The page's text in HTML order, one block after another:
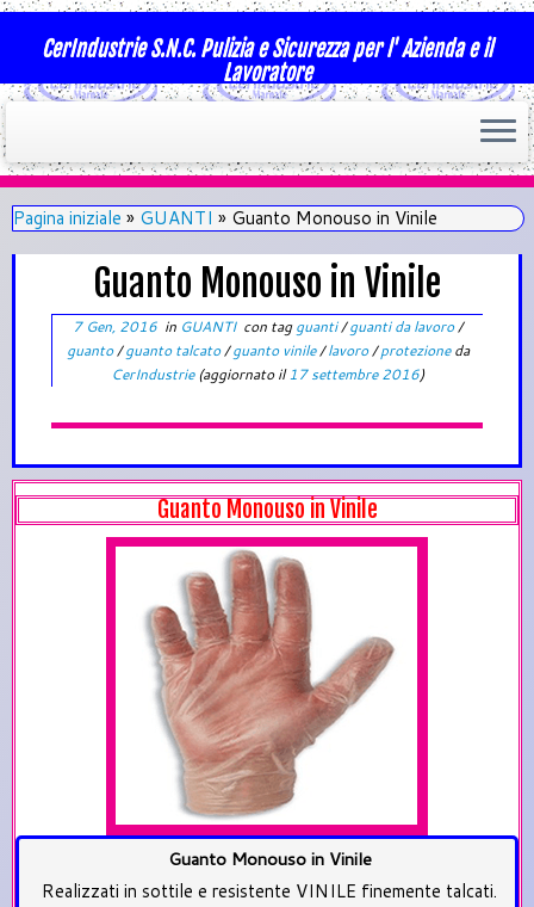
CerIndustrie S.N.C. Pulizia e Sicurezza per l' Azienda e il
Lavoratore
Pagina iniziale » GUANTI » Guanto Monouso in Vinile
Guanto Monouso in Vinile
7 Gen, 2016 in GUANTI con tagguanti/guanti da lavoro/
guanto/guanto talcato/guanto vinile/lavoro/protezioneda
CerIndustrie(aggiornato il17 settembre 2016)
Guanto Monouso in Vinile
Guanto Monouso in Vinile
Realizzati in sottile e resistente VINILE finemente talcati.